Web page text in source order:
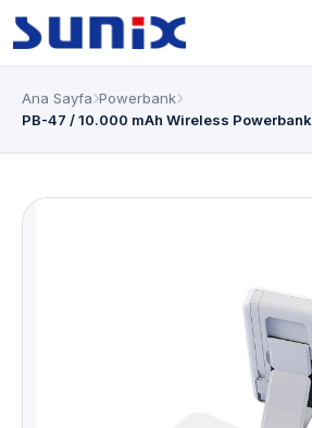
Ana Sayfa Powerbank
PB-47 / 10.000 mAh Wireless Powerbank